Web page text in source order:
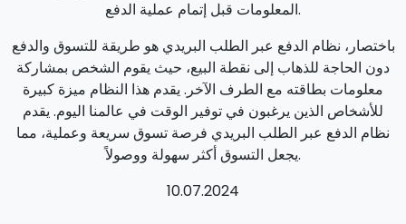
المعلومات قبل إتمام عملية الدفع.
باختصار، نظام الدفع عبر الطلب البريدي هو طريقة للتسوق والدفع
دون الحاجة للذهاب إلى نقطة البيع، حيث يقوم الشخص بمشاركة
معلومات بطاقته مع الطرف الآخر. يقدم هذا النظام ميزة كبيرة
للأشخاص الذين يرغبون في توفير الوقت في عالمنا اليوم. يقدم
نظام الدفع عبر الطلب البريدي فرصة تسوق سريعة وعملية، مما
يجعل التسوق أكثر سهولة ووصولاً.
10.07.2024